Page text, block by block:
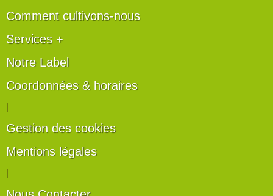
Comment cultivons-nous
Services +
Notre Label
Coordonnées & horaires
Gestion des cookies
Mentions légales